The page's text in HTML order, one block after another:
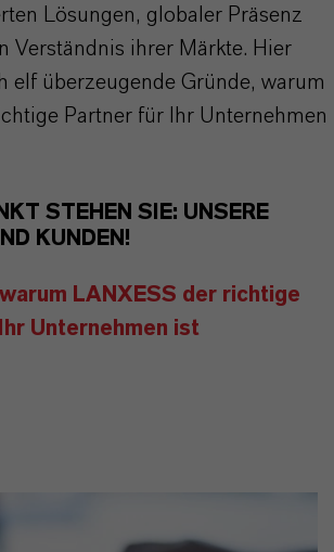
Lösungen, globaler Präsenz
Verständnis ihrer Märkte. Hier
elf überzeugende Gründe, warum
Partner für Ihr Unternehmen
STEHEN SIE: UNSERE
KUNDEN!
LANXESS der richtige
Unternehmen ist